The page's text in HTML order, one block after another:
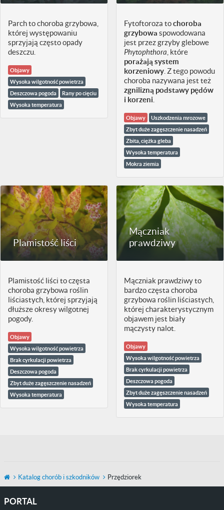
Parch to choroba grzybowa,
której występowaniu
sprzyjają często opady
deszczu.
Objawy
Wysoka wilgotność powietrza
Deszczowa pogoda
Rany po cięciu
Wysoka temperatura
Fytoftoroza tochoroba
grzybowa spowodowana
jest przez grzyby glebowe
Phytophthora , które
porażają system
korzeniowy . Z tego powodu
choroba nazywana jest też
zgnilizną podstawy pędów
i korzeni
Objawy
Uszkodzenia mrozowe
Zbyt duże zagęszczenie nasadzeń
Zbita, ciężka gleba
Wysoka temperatura
Mokra ziemia
Plamistość liści
Plamistość liści to częsta
choroba grzybowa roślin
liściastych, której sprzyjają
dłuższe okresy wilgotnej
pogody.
Objawy
Wysoka wilgotność powietrza
Brak cyrkulacji powietrza
Deszczowa pogoda
Zbyt duże zagęszczenie nasadzeń
Wysoka temperatura
Mączniak
prawdziwy
Mączniak prawdziwy to
bardzo częsta choroba
grzybowa roślin liściastych,
której charakterystycznym
objawem jest biały
mączysty nalot.
Objawy
Wysoka wilgotność powietrza
Brak cyrkulacji powietrza
Deszczowa pogoda
Zbyt duże zagęszczenie nasadzeń
Wysoka temperatura
Katalog chorób i szkodników Przędziorek
PORTAL